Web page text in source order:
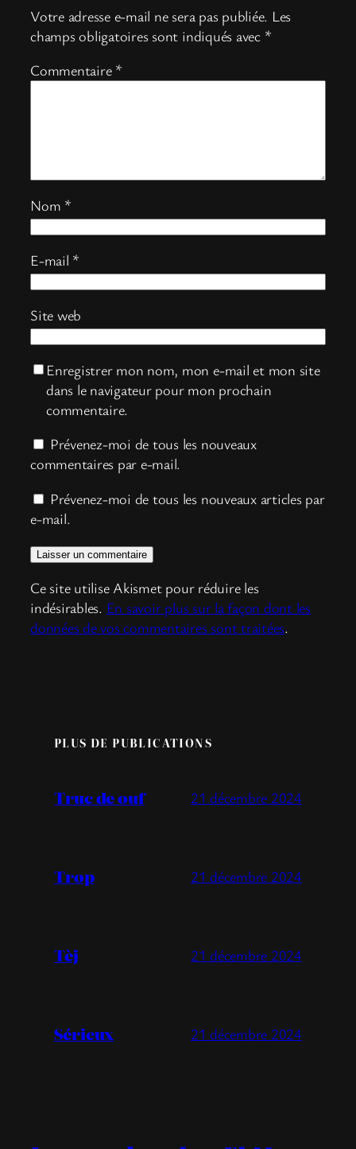
Votre adresse e-mail ne sera pas publiée. Les
champs obligatoires sont indiqués avec *
Commentaire *
Nom *
E-mail *
Site web
Enregistrer mon nom, mon e-mail et mon site
dans le navigateur pour mon prochain
commentaire.
Prévenez-moi de tous les nouveaux
commentaires par e-mail.
Prévenez-moi de tous les nouveaux articles par
e-mail.
Ce site utilise Akismet pour réduire les
indésirables. En savoir plus sur la façon dont les
données de vos commentaires sont traitées.
PLUS DE PUBLICATIONS
Truc de ouf 21 décembre 2024
Trop 21 décembre 2024
Tèj 21 décembre 2024
Sérieux 21 décembre 2024